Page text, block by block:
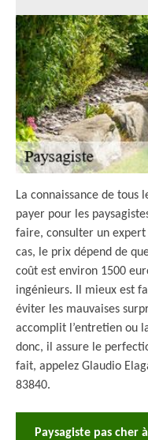
La connaissance de tous
payer pour les
faire, consulter un expert
cas, le prix dépend de
coût est environ 1500
ingénieurs. Il mieux est
éviter les mauvaises
accomplit l’entretien ou
donc, il assure le
fait, appelez Glaudio
83840.
Paysagiste pas cher